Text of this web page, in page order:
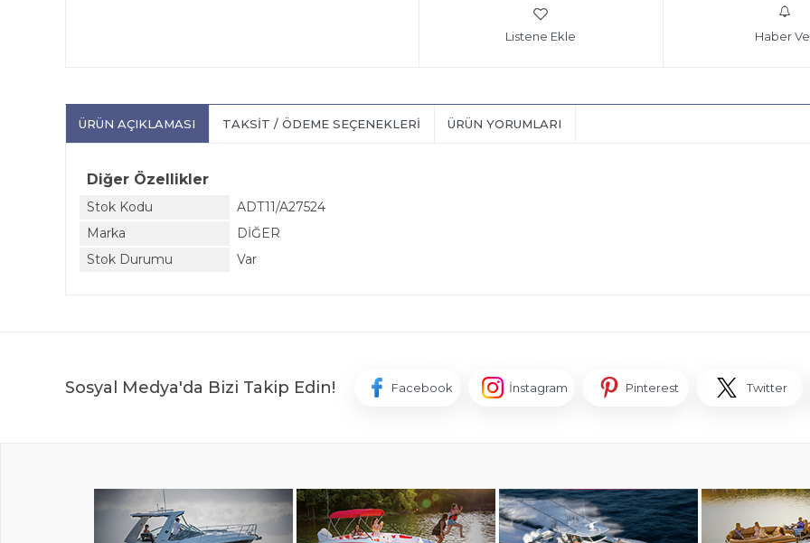
Listene Ekle Haber
ÜRÜN AÇIKLAMASI TAKSIT / ÖDEME SEÇENEKLERI ÜRÜN YORUMLARI
Diğer Özellikler
Stok Kodu
ADT11/A27524
Marka
DİĞER
Stok Durumu
Var
Sosyal Medya'da Bizi Takip Edin! Facebook İnstagram Pinterest Twitter